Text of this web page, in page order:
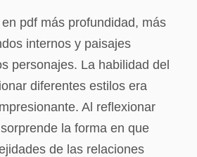
pdf más profundidad, más
internos y paisajes
personajes. La habilidad del
diferentes estilos era
Al reflexionar
la forma en que
de las relaciones